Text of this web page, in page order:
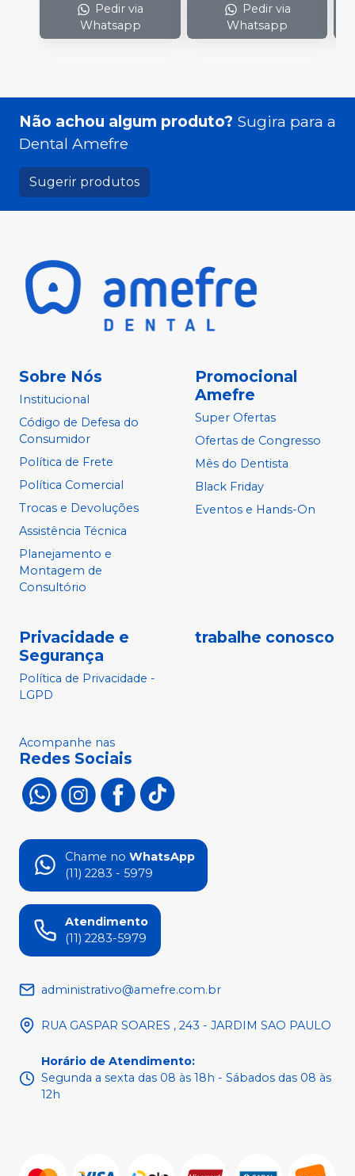
Pedir via
Whatsapp
Pedir via
Whatsapp
Não achou algum produto? Sugira para a
Dental Amefre
Sugerir produtos
Sobre Nós
Institucional
Código de Defesa do
Consumidor
Política de Frete
Política Comercial
Trocas e Devoluções
Assistência Técnica
Planejamento e
Montagem de
Consultório
Promocional
Amefre
Super Ofertas
Ofertas de Congresso
Mês do Dentista
Black Friday
Eventos e Hands-On
Privacidade e
Segurança
Política de Privacidade -
LGPD
trabalhe conosco
Acompanhe nas
Redes Sociais
Chame no WhatsApp
(11) 2283 - 5979
Atendimento
(11) 2283-5979
administrativo@amefre.com.br
RUA GASPAR SOARES , 243 - JARDIM SAO PAULO
Horário de Atendimento:
Segunda a sexta das 08 às 18h - Sábados das 08 às
12h